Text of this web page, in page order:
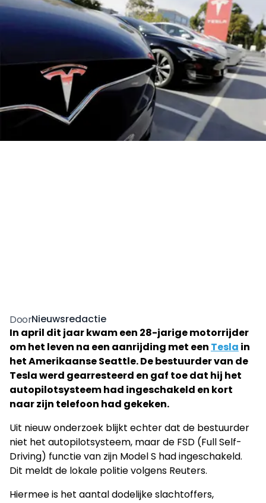
DoorNieuwsredactie
In april dit jaar kwam een 28-jarige motorrijder
om het leven na een aanrijding met een Tesla in
het Amerikaanse Seattle. De bestuurder van de
Tesla werd gearresteerd en gaf toe dat hij het
autopilotsysteem had ingeschakeld en kort
naar zijn telefoon had gekeken.
Uit nieuw onderzoek blijkt echter dat de bestuurder
niet het autopilotsysteem, maar de FSD (Full Self-
Driving) functie van zijn Model S had ingeschakeld.
Dit meldt de lokale politie volgens Reuters.
Hiermee is het aantal dodelijke slachtoffers,